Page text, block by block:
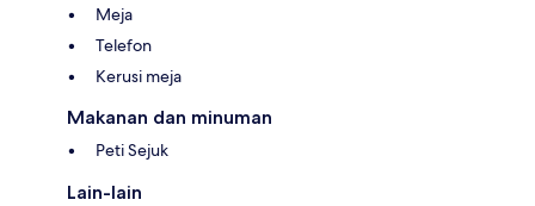
Meja
Telefon
Kerusi meja
Makanan dan minuman
Peti Sejuk
Lain-lain